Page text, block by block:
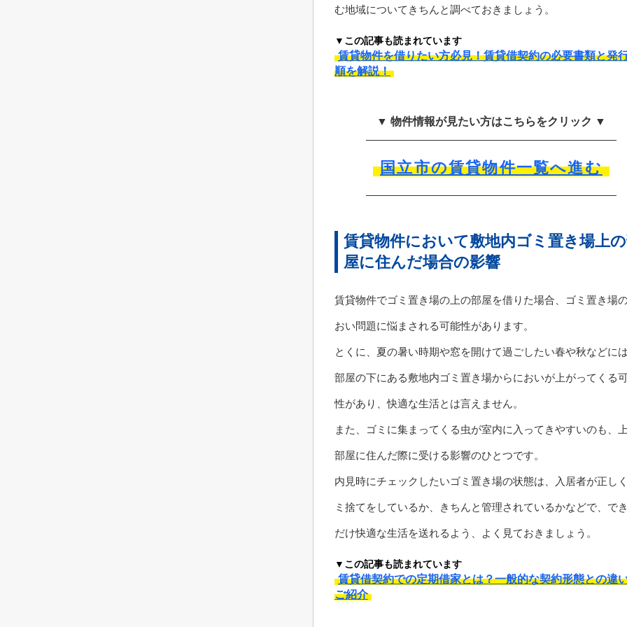
む地域についてきちんと調べておきましょう。
▼この記事も読まれています
賃貸物件を借りたい方必見！賃貸借契約の必要書類と発
順を解説！
▼ 物件情報が見たい方はこちらをクリック ▼
国立市の賃貸物件一覧へ進む
賃貸物件において敷地内ゴミ置き場上
屋に住んだ場合の影響
賃貸物件でゴミ置き場の上の部屋を借りた場合、ゴミ置き場
おい問題に悩まされる可能性があります。
とくに、夏の暑い時期や窓を開けて過ごしたい春や秋などには
部屋の下にある敷地内ゴミ置き場からにおいが上がってくる
性があり、快適な生活とは言えません。
また、ゴミに集まってくる虫が室内に入ってきやすいのも、
部屋に住んだ際に受ける影響のひとつです。
内見時にチェックしたいゴミ置き場の状態は、入居者が正し
ミ捨てをしているか、きちんと管理されているかなどで、で
だけ快適な生活を送れるよう、よく見ておきましょう。
▼この記事も読まれています
賃貸借契約での定期借家とは？一般的な契約形態との違
ご紹介